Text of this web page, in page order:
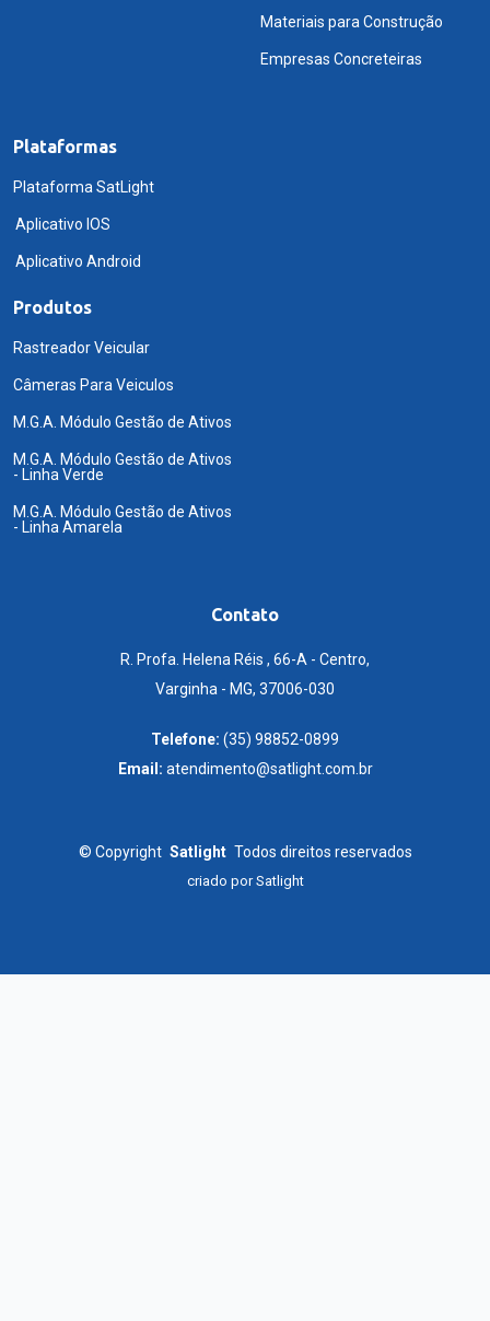
Materiais para Construção
Empresas Concreteiras
Plataformas
Plataforma SatLight
Aplicativo IOS
Aplicativo Android
Produtos
Rastreador Veicular
Câmeras Para Veiculos
M.G.A. Módulo Gestão de Ativos
M.G.A. Módulo Gestão de Ativos
- Linha Verde
M.G.A. Módulo Gestão de Ativos
- Linha Amarela
Contato
R. Profa. Helena Réis , 66-A - Centro,
Varginha - MG, 37006-030
Telefone: (35) 98852-0899
Email: atendimento@satlight.com.br
© Copyright Satlight Todos direitos reservados
criado porSatlight